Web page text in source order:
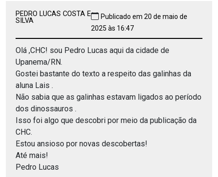
PEDRO LUCAS COSTA E
SILVA
Publicado em 20 de maio de
2025 às 16:47
Olá ,CHC! sou Pedro Lucas aqui da cidade de
Upanema/RN.
Gostei bastante do texto a respeito das galinhas da
aluna Lais .
Não sabia que as galinhas estavam ligados ao período
dos dinossauros .
Isso foi algo que descobri por meio da publicação da
CHC.
Estou ansioso por novas descobertas!
Até mais!
Pedro Lucas